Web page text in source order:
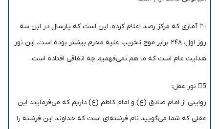
📉 آماری که مرکز رصد اعلام کرده، این است که پارسال در این سه
روز اول، ۲۴۸ برابر موج تخریب علیه محرم بیشتر بوده است. این نور
هدایت عام است که ما هم نمی‌فهمیم چه اتفاقی افتاده است.
5⃣ نور عقل:
روایتی از امام صادق (ع) و امام کاظم (ع) داریم که می‌فرمایند این
عقلی که شما می‌گویید نام فرشته‌ای است که خداوند این فرشته را